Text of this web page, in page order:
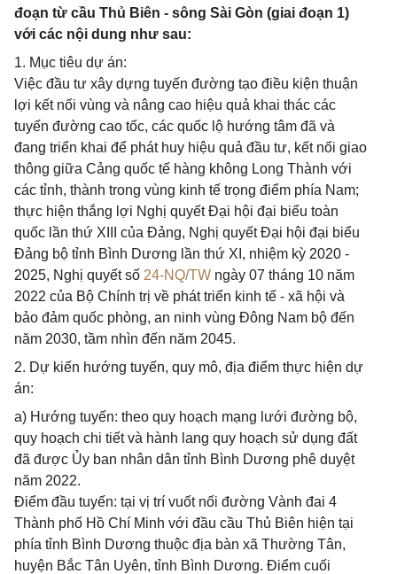
đoạn từ cầu Thủ Biên - sông Sài Gòn (giai đoạn 1)
với các nội dung như sau:
1. Mục tiêu dự án:
Việc đầu tư xây dựng tuyến đường tạo điều kiện thuận
lợi kết nối vùng và nâng cao hiệu quả khai thác các
tuyến đường cao tốc, các quốc lộ hướng tâm đã và
đang triển khai để phát huy hiệu quả đầu tư, kết nối giao
thông giữa Cảng quốc tế hàng không Long Thành với
các tỉnh, thành trong vùng kinh tế trọng điểm phía Nam;
thực hiện thắng lợi Nghị quyết Đại hội đại biểu toàn
quốc lần thứ XIII của Đảng, Nghị quyết Đại hội đại biểu
Đảng bộ tỉnh Bình Dương lần thứ XI, nhiệm kỳ 2020 -
2025, Nghị quyết số 24-NQ/TW ngày 07 tháng 10 năm
2022 của Bộ Chính trị về phát triển kinh tế - xã hội và
bảo đảm quốc phòng, an ninh vùng Đông Nam bộ đến
năm 2030, tầm nhìn đến năm 2045.
2. Dự kiến hướng tuyến, quy mô, địa điểm thực hiện dự
án:
a) Hướng tuyến: theo quy hoạch mạng lưới đường bộ,
quy hoạch chi tiết và hành lang quy hoạch sử dụng đất
đã được Ủy ban nhân dân tỉnh Bình Dương phê duyệt
năm 2022.
Điểm đầu tuyến: tại vị trí vuốt nối đường Vành đai 4
Thành phố Hồ Chí Minh với đầu cầu Thủ Biên hiện tại
phía tỉnh Bình Dương thuộc địa bàn xã Thường Tân,
huyện Bắc Tân Uyên, tỉnh Bình Dương. Điểm cuối